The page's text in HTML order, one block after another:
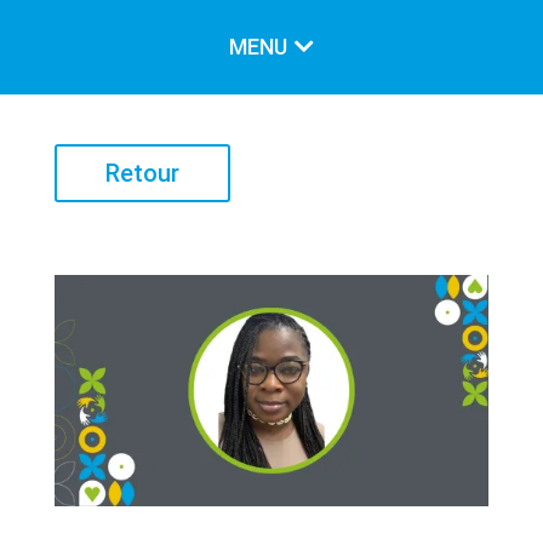
MENU
LE CARREFOUR
Notre mission
Historique
Notre équipe
Conseil d’administration
Retour